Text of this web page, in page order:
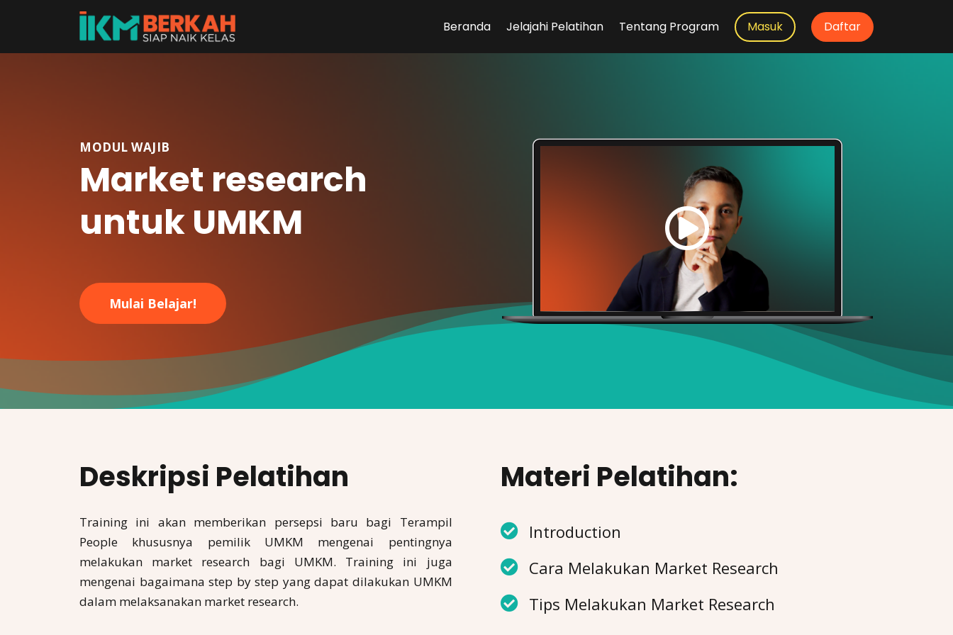
Beranda Jelajahi Pelatihan Tentang Program Masuk Daftar
MODUL WAJIB
Market research
untuk UMKM
Mulai Belajar!
Deskripsi Pelatihan
Training ini akan memberikan persepsi baru bagi Terampil
People khususnya pemilik UMKM mengenai pentingnya
melakukan market research bagi UMKM. Training ini juga
mengenai bagaimana step by step yang dapat dilakukan UMKM
dalam melaksanakan market research.
Materi Pelatihan:
Introduction
Cara Melakukan Market Research
Tips Melakukan Market Research